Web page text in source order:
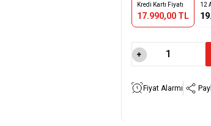
Kredi Kartı Fiyatı
17.990,00 TL
12
Fiyat Alarmı